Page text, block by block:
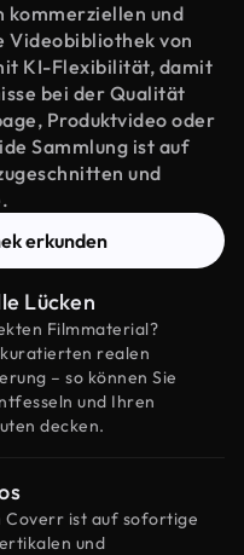
kommerziellen und
Videobibliothek von
KI-Flexibilität, damit
bei der Qualität
Produktvideo oder
Sammlung ist auf
und
erkunden
Lücken
Filmmaterial?
realen
– so können Sie
und Ihren
decken.
Coverr ist auf sofortige
und